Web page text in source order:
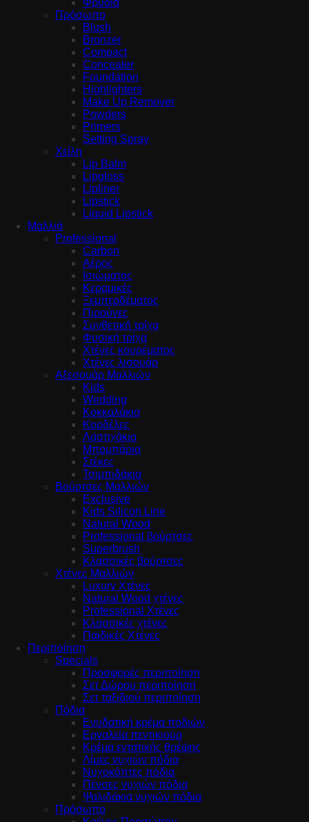
Πρόσωπο
Blush
Bronzer
Compact
Concealer
Foundation
Highlighters
Make Up Remover
Powders
Primers
Setting Spray
Χείλη
Lip Balm
Lipgloss
Lipliner
Lipstick
Liquid Lipstick
Μαλλιά
Professional
Carbon
Αέρος
Ισιώματος
Κεραμικές
Ξεμπερδέματος
Πιρούνες
Συνθετική τρίχα
Φυσική τρίχα
Χτένες κουρέματος
Χτένες λισουάρ
Αξεσουάρ Μαλλιών
Kids
Wedding
Κοκκαλάκια
Κορδέλες
Λαστιχάκια
Μπομπάρια
Στέκες
Τσιμπιδάκια
Βούρτσες Μαλλιών
Exclusive
Kids Silicon Line
Natural Wood
Professional βούρτσες
Superbrush
Κλασσικές βούρτσες
Χτένες Μαλλιών
Luxury Χτένες
Natural Wood χτένες
Professional Χτένες
Κλασσικές χτένες
Παιδικές Χτένες
Περιποίηση
Specials
Προσφορές περιποίηση
Σετ Δώρου περιποίηση
Σετ ταξιδιού περιποίηση
Πόδια
Ενυδατική κρέμα ποδιών
Εργαλεία πεντικιούρ
Κρέμα εντατικής θρέψης
Λίμες νυχιών πόδια
Νυχοκόπτες πόδια
Πένσες νυχιών πόδια
Ψαλιδάκια νυχιών πόδια
Πρόσωπο